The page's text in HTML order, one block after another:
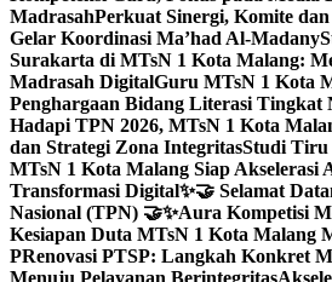
MadrasahPerkuat Sinergi, Komite
Gelar Koordinasi Ma’had Al-Madany
Surakarta di MTsN 1 Kota Malang:
Madrasah DigitalGuru MTsN 1 Kota
Penghargaan Bidang Literasi Tingkat
Hadapi TPN 2026, MTsN 1 Kota
dan Strategi Zona IntegritasStudi Tiru
MTsN 1 Kota Malang Siap Akselerasi
Transformasi Digital✨🤝 Selamat
Nasional (TPN) 🤝✨Aura Kompetisi
Kesiapan Duta MTsN 1 Kota Malang
PRenovasi PTSP: Langkah Konkret
Menuju Pelayanan Berintegritas